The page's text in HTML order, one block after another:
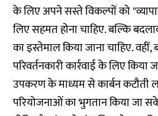
के लिए अपने सस्ते विकल्पों को
लिए सहमत होना चाहिए. बल्कि
का इस्तेमाल किया जाना चाहिए.
परिवर्तनकारी कार्रवाई के लिए किया
उपकरण के माध्यम से कार्बन कटौती
परियोजनाओं का भुगतान किया जा